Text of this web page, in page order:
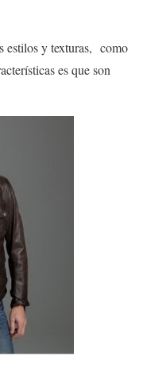
estilos y texturas, como
es que son